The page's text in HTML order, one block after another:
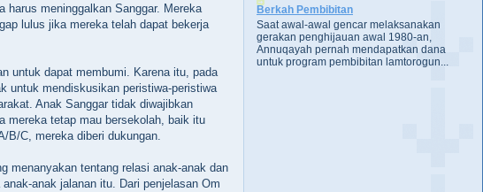
harus meninggalkan Sanggar. Mereka
lulus jika mereka telah dapat bekerja
untuk dapat membumi. Karena itu, pada
untuk mendiskusikan peristiwa-peristiwa
Anak Sanggar tidak diwajibkan
mereka tetap mau bersekolah, baik itu
B/C, mereka diberi dukungan.
menanyakan tentang relasi anak-anak dan
anak jalanan itu. Dari penjelasan Om
Berkah Pembibitan
Saat awal-awal gencar melaksanakan
gerakan penghijauan awal 1980-an,
Annuqayah pernah mendapatkan dana
untuk program pembibitan lamtorogun...